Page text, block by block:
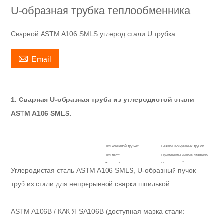
U-образная трубка теплообменника
Сварной ASTM A106 SMLS углерод стали U трубка
 Email
1. Сварная U-образная труба из углеродистой стали
ASTM A106 SMLS.
Тип концевой трубки: Связки U-образных трубок
Тип ласт: Применимы низкие плавники
Тип изгиба: Непрерывный
Термическая обработка: ДА
Выделять: Трубчатый теплообменник,
Углеродистая сталь ASTM A106 SMLS, U-образный пучок
труб из стали для непрерывной сварки шпилькой
ASTM A106B / КАК Я SA106B (доступная марка стали: